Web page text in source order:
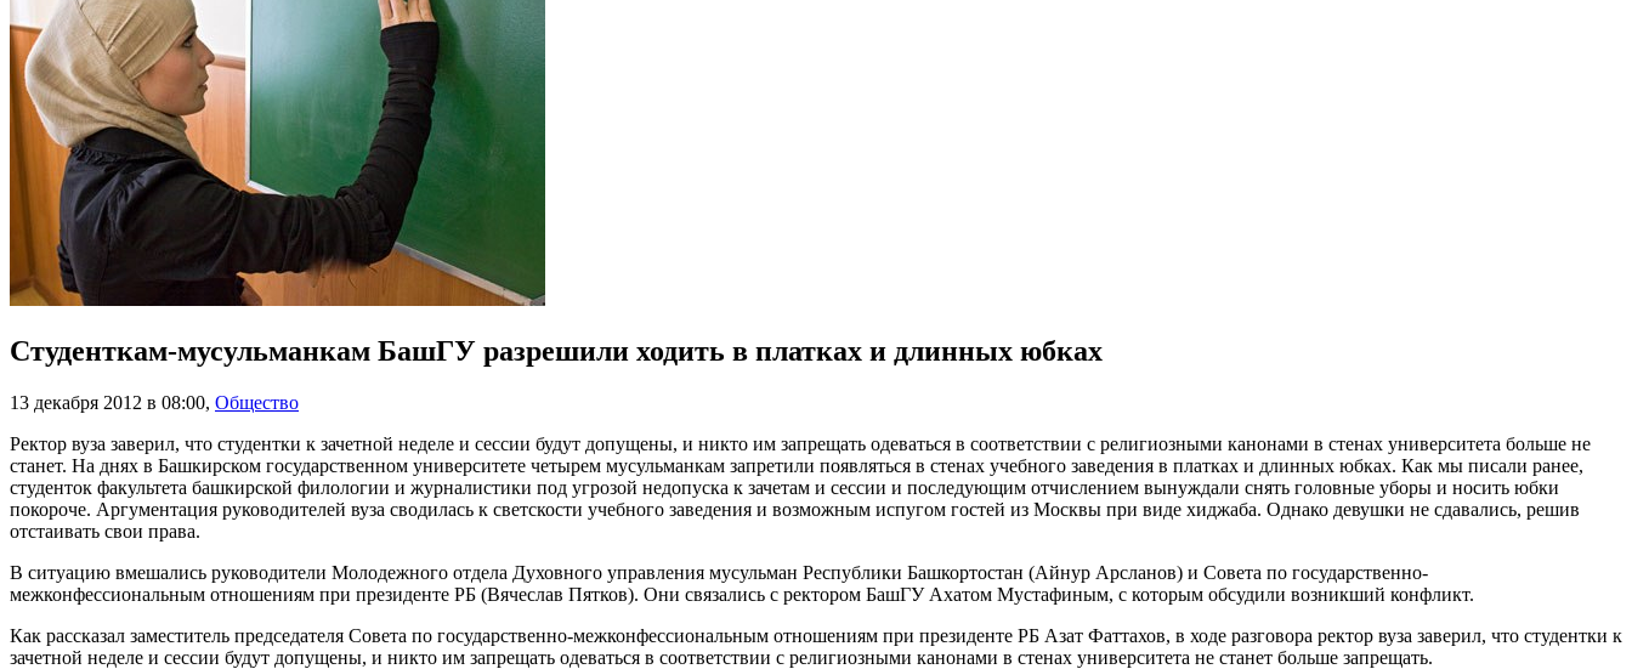
Студенткам-мусульманкам БашГУ разрешили ходить в платках и длинных юбках
13 декабря 2012 в 08:00, Общество
Ректор вуза заверил, что студентки к зачетной неделе и сессии будут допущены, и никто им запрещать одеваться в соответствии с религиозными канонами в стенах университета больше не
станет. На днях в Башкирском государственном университете четырем мусульманкам запретили появляться в стенах учебного заведения в платках и длинных юбках. Как мы писали ранее,
студенток факультета башкирской филологии и журналистики под угрозой недопуска к зачетам и сессии и последующим отчислением вынуждали снять головные уборы и носить юбки
покороче. Аргументация руководителей вуза сводилась к светскости учебного заведения и возможным испугом гостей из Москвы при виде хиджаба. Однако девушки не сдавались, решив
отстаивать свои права.
В ситуацию вмешались руководители Молодежного отдела Духовного управления мусульман Республики Башкортостан (Айнур Арсланов) и Совета по государственно-
межконфессиональным отношениям при президенте РБ (Вячеслав Пятков). Они связались с ректором БашГУ Ахатом Мустафиным, с которым обсудили возникший конфликт.
Как рассказал заместитель председателя Совета по государственно-межконфессиональным отношениям при президенте РБ Азат Фаттахов, в ходе разговора ректор вуза заверил, что студентки к
зачетной неделе и сессии будут допущены, и никто им запрещать одеваться в соответствии с религиозными канонами в стенах университета не станет больше запрещать.